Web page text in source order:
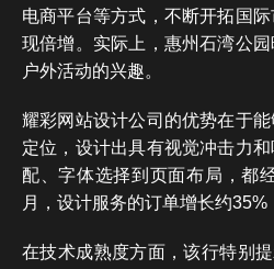
电商平台等方式，不断开拓国
现倍增。实际上，惠州石湾公
户外活动的兴趣。
耀彩网站设计公司的优势在于
定位，设计出具有视觉冲击力
配、字体选择到页面布局，都
月，设计服务的订单增长约
在技术成熟度方面，该行特别